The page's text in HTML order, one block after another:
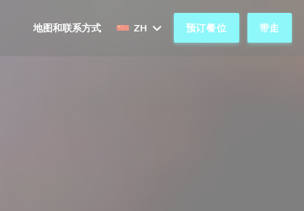
((在新窗口中打开))
((在新窗口中打开))
地图和联系方式 ZH 预订餐位 带走